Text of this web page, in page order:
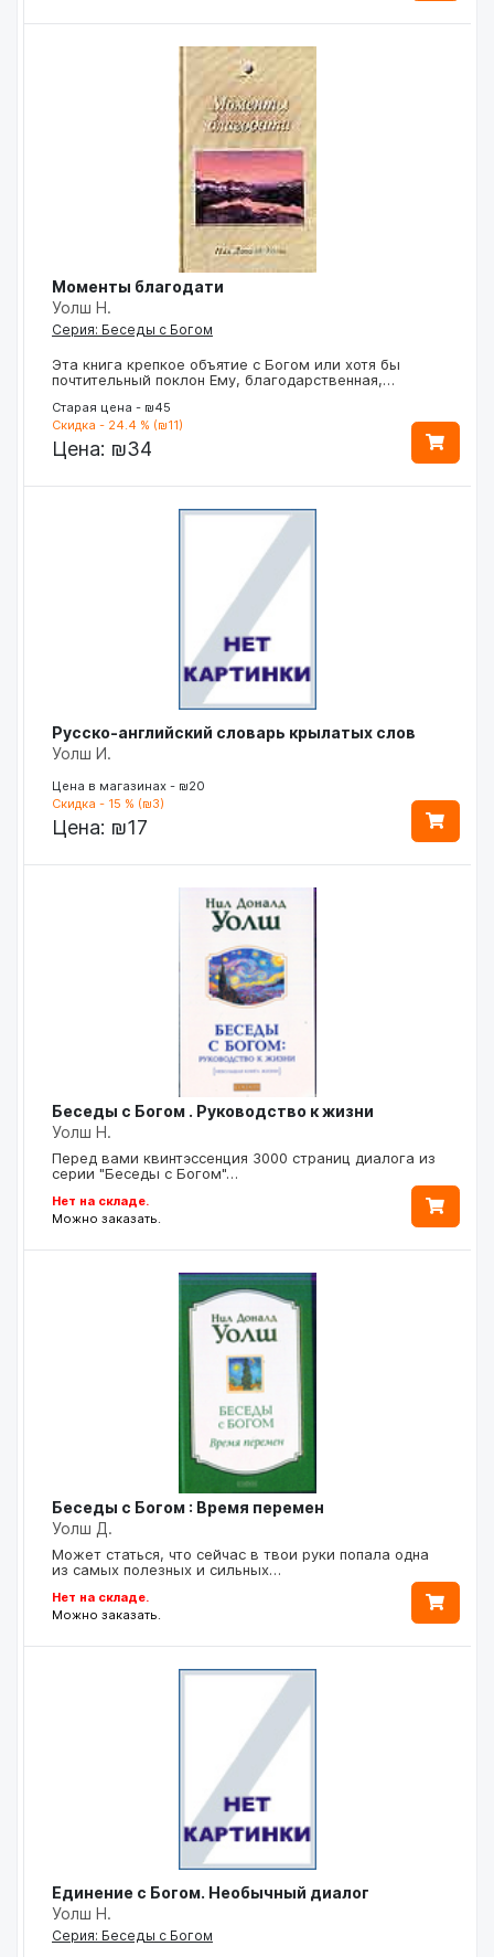
Моменты благодати
Уолш Н.
Серия: Беседы с Богом
Эта книга крепкое объятие с Богом или хотя бы
почтительный поклон Ему, благодарственная,…
Старая цена - ₪45
Скидка - 24.4 % (₪11)
Цена: ₪34
Русско-английский словарь крылатых слов
Уолш И.
Цена в магазинах - ₪20
Скидка - 15 % (₪3)
Цена: ₪17
Беседы с Богом . Руководство к жизни
Уолш Н.
Перед вами квинтэссенция 3000 страниц диалога из
серии "Беседы с Богом"…
Нет на складе.
Можно заказать.
Беседы с Богом : Время перемен
Уолш Д.
Может статься, что сейчас в твои руки попала одна
из самых полезных и сильных…
Нет на складе.
Можно заказать.
Единение с Богом. Необычный диалог
Уолш Н.
Серия: Беседы с Богом